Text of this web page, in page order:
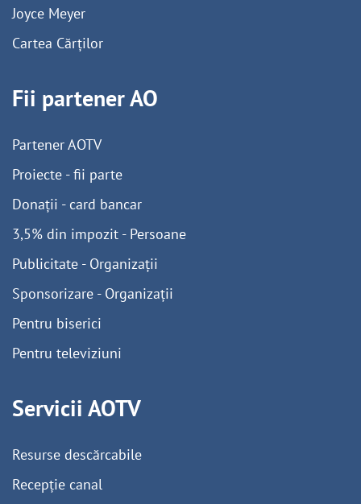
Joyce Meyer
Cartea Cărților
Fii partener AO
Partener AOTV
Proiecte - fii parte
Donații - card bancar
3,5% din impozit - Persoane
Publicitate - Organizații
Sponsorizare - Organizații
Pentru biserici
Pentru televiziuni
Servicii AOTV
Resurse descărcabile
Recepție canal